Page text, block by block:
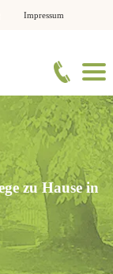
Impressum
zu Hause in